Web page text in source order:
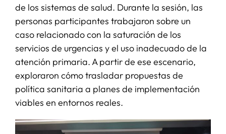
de los sistemas de salud. Durante la sesión, las
personas participantes trabajaron sobre un
caso relacionado con la saturación de los
servicios de urgencias y el uso inadecuado de la
atención primaria. A partir de ese escenario,
exploraron cómo trasladar propuestas de
política sanitaria a planes de implementación
viables en entornos reales.